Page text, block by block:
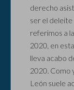
derecho
ser el deleite
referimos a
2020, en
lleva acabo
2020. Como
León suele